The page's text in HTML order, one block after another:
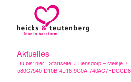
Aktuelles
Du bist hier: Startseite / Bensdorp – Meisje /
580C7540-D10B-4D18-9C0A-740AC7FDCCD8